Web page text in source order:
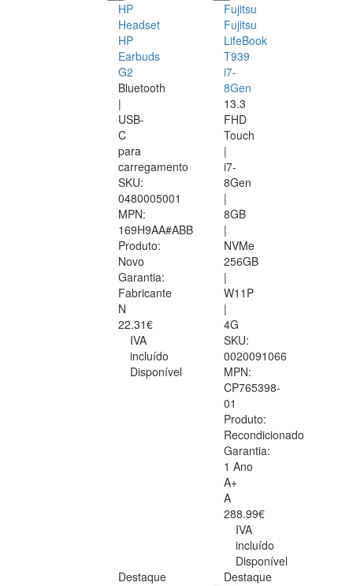
HP
Headset
HP
Earbuds
G2
Bluetooth
|
USB-
C
para
carregamento
SKU:
0480005001
MPN:
169H9AA#ABB
Produto:
Novo
Garantia:
Fabricante
N
22.31€
IVA
incluído
Disponível
Fujitsu
Fujitsu
LifeBook
T939
i7-
8Gen
13.3
FHD
Touch
|
i7-
8Gen
|
8GB
|
NVMe
256GB
|
W11P
|
4G
SKU:
0020091066
MPN:
CP765398-
01
Produto:
Recondicionado
Garantia:
1 Ano
A+
A
288.99€
IVA
incluído
Disponível
Destaque
Destaque